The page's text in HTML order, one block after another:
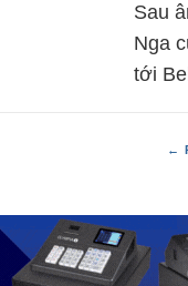
Sau
Nga
tới
←